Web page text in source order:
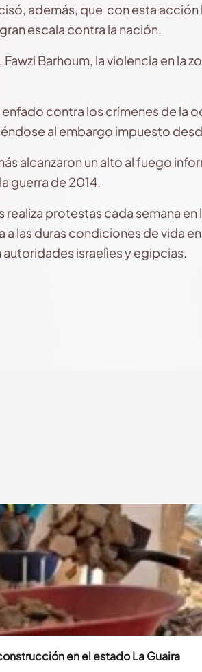
además, que con esta
escala contra la nación.
Barhoum, la violencia en la
contra los crímenes de la
al embargo impuesto
alcanzaron un alto al fuego
guerra de 2014.
realiza protestas cada semana
a las duras condiciones de vida
israelìes y egipcias.
en el estado La Guaira